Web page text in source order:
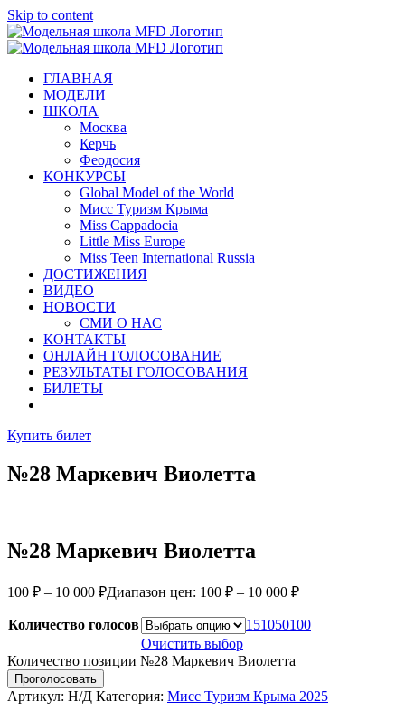
Skip to content
ГЛАВНАЯ
МОДЕЛИ
ШКОЛА
Москва
Керчь
Феодосия
КОНКУРСЫ
Global Model of the World
Мисс Туризм Крыма
Miss Cappadocia
Little Miss Europe
Miss Teen International Russia
ДОСТИЖЕНИЯ
ВИДЕО
НОВОСТИ
СМИ О НАС
КОНТАКТЫ
ОНЛАЙН ГОЛОСОВАНИЕ
РЕЗУЛЬТАТЫ ГОЛОСОВАНИЯ
БИЛЕТЫ
Купить билет
№28 Маркевич Виолетта
№28 Маркевич Виолетта
100 ₽ – 10 000 ₽Диапазон цен: 100 ₽ – 10 000 ₽
Количество голосов 1 51050100
Очистить выбор
Количество позиции №28 Маркевич Виолетта
Проголосовать
Артикул: Н/Д Категория: Мисс Туризм Крыма 2025